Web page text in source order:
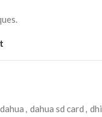
, dahua sd card , dhi